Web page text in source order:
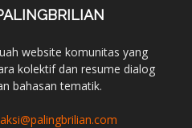
website komunitas yang
kolektif dan resume dialog
bahasan tematik.